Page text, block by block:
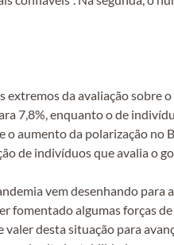
extremos da avaliação
7,8%, enquanto o de
o aumento da polarização
de indivíduos que avalia o
vem desenhando para
fomentado algumas forças
desta situação para